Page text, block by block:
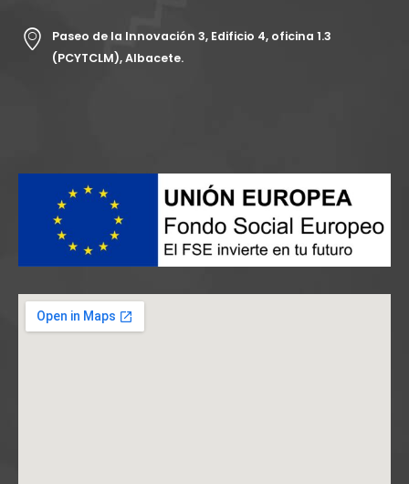
Paseo de la Innovación 3, Edificio 4, oficina 1.3
(PCYTCLM), Albacete.